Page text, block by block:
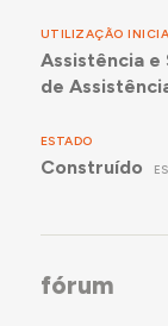
UTILIZAÇÃO
Assistência e
de
ESTADO
Construído
fórum